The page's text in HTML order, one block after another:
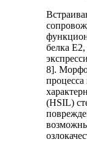
белка
8].
процесса
(HSIL)